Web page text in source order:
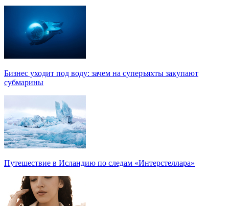
Бизнес уходит под воду: зачем на суперъяхты закупают
субмарины
Путешествие в Исландию по следам «Интерстеллара»